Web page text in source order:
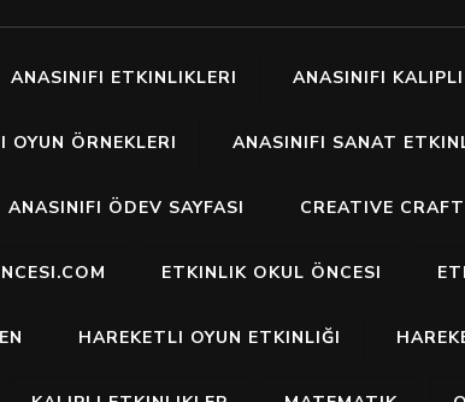
ANASINIFI ETKINLIKLERI ANASINIFI
OYUN ÖRNEKLERI ANASINIFI SANAT
ANASINIFI ÖDEV SAYFASI CREATIVE
ETKINLIK OKUL ÖNCESI
HAREKETLI OYUN ETKINLIĞI